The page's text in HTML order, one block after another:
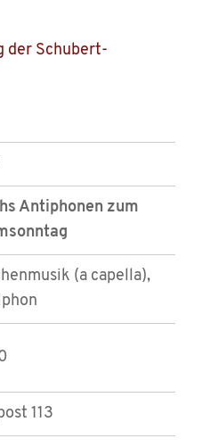
der Schubert-
Antiphonen zum
(a capella),
113